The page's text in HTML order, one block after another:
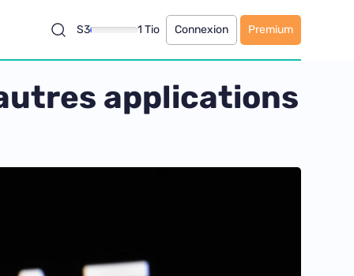
S3 1 Tio Connexion Premium
applications